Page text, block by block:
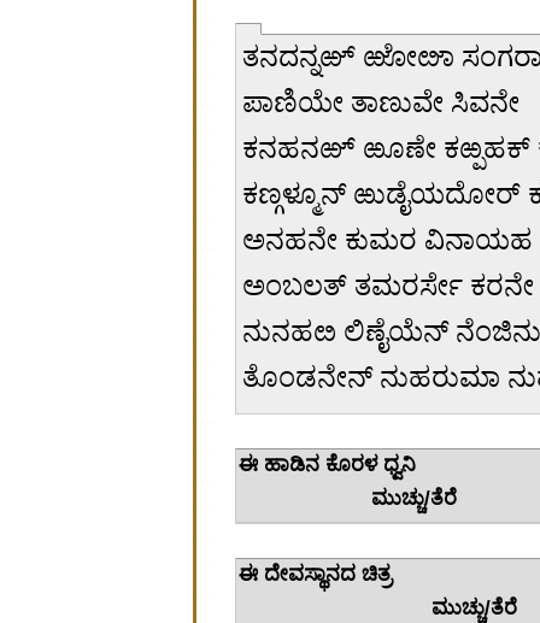
ತನದನ್ನಱ್ ಱೋೞಾ
ಪಾಣಿಯೇ ತಾಣುವೇ ಸಿವನೇ
ಕನಹನಱ್ ಱೂಣೇ ಕಱ್ಪಹಕ್
ಕಣ್ಗಳ್ಮೂನ್ ಱುಡೈಯದೋರ್
ಅನಹನೇ ಕುಮರ ವಿನಾಯಹ
ಅಂಬಲತ್ ತಮರರ್ಸೇ ಕರನೇ
ನುನಹೞ ಲಿಣೈಯೆನ್
ತೊಂಡನೇನ್ ನುಹರುಮಾ
ಈ
ಮುಚ್ಚು/ತೆರೆ
ಈ
ಮುಚ್ಚು/ತೆರೆ